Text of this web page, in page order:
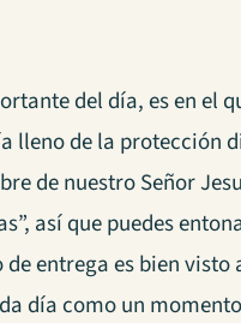
del día, es en el
lleno de la protección
de nuestro Señor
así que puedes
entrega es bien
día como un momento